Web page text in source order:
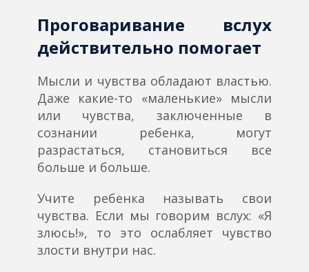
Проговаривание вслух
действительно помогает
Мысли и чувства обладают властью.
Даже какие-то «маленькие» мысли
или чувства, заключенные в
сознании ребенка, могут
разрастаться, становиться все
больше и больше.
Учите ребенка называть свои
чувства. Если мы говорим вслух: «Я
злюсь!», то это ослабляет чувство
злости внутри нас.